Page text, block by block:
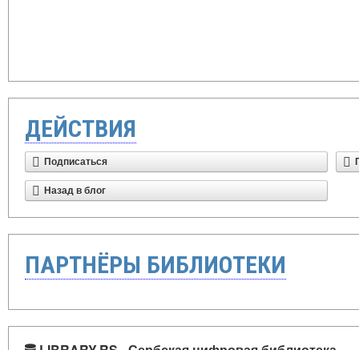
ДЕЙСТВИЯ
Подписаться
Назад в блог
ПАРТНЁРЫ БИБЛИОТЕКИ